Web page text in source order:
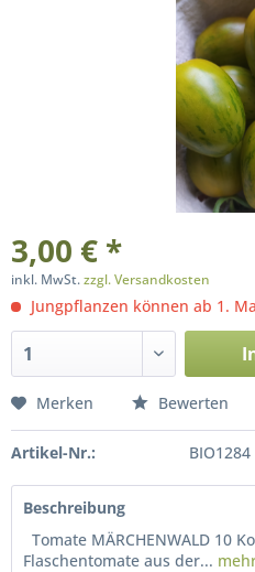
3,00 € *
inkl. MwSt.zzgl. Versandkosten
Jungpflanzen können ab 1.
Merken Bewerten
Artikel-Nr.: BIO1284
Beschreibung
Tomate MÄRCHENWALD 10
Flaschentomate aus der...